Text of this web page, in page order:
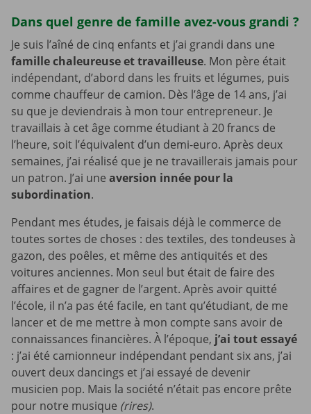
Dans quel genre de famille avez-vous grandi ?
Je suis l’aîné de cinq enfants et j’ai grandi dans une
famille chaleureuse et travailleuse. Mon père était
indépendant, d’abord dans les fruits et légumes, puis
comme chauffeur de camion. Dès l’âge de 14 ans, j’ai
su que je deviendrais à mon tour entrepreneur. Je
travaillais à cet âge comme étudiant à 20 francs de
l’heure, soit l’équivalent d’un demi-euro. Après deux
semaines, j’ai réalisé que je ne travaillerais jamais pour
un patron. J’ai une aversion innée pour la
subordination.
Pendant mes études, je faisais déjà le commerce de
toutes sortes de choses : des textiles, des tondeuses à
gazon, des poêles, et même des antiquités et des
voitures anciennes. Mon seul but était de faire des
affaires et de gagner de l’argent. Après avoir quitté
l’école, il n’a pas été facile, en tant qu’étudiant, de me
lancer et de me mettre à mon compte sans avoir de
connaissances financières. À l’époque, j’ai tout essayé
: j’ai été camionneur indépendant pendant six ans, j’ai
ouvert deux dancings et j’ai essayé de devenir
musicien pop. Mais la société n’était pas encore prête
pour notre musique (rires).